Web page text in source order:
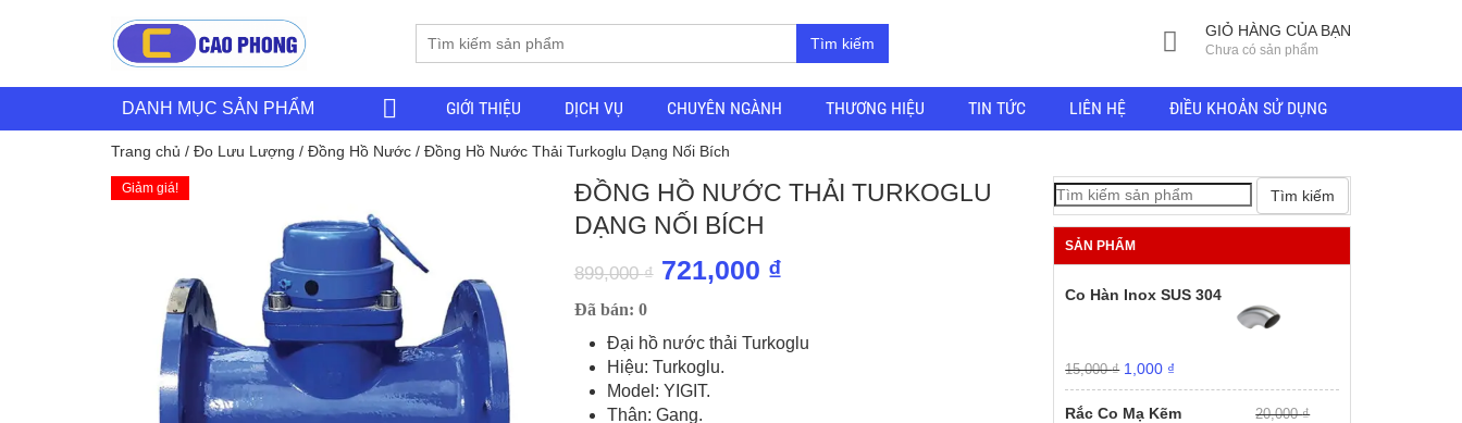
Tìm kiếm
GIỎ HÀNG CỦA BẠN
Chưa có sản phẩm
DANH MỤC SẢN PHẨM GIỚI THIỆU DỊCH VỤ CHUYÊN NGÀNH THƯƠNG HIỆU TIN TỨC LIÊN HỆ ĐIỀU KHOẢN SỬ DỤNG
Trang chủ / Đo Lưu Lượng / Đồng Hồ Nước / Đồng Hồ Nước Thải Turkoglu Dạng Nối Bích
Giảm giá!
ĐỒNG HỒ NƯỚC THẢI TURKOGLU
DẠNG NỐI BÍCH
899,000₫ Giá
là:
899,000 ₫.
721,000 ₫Giá
tại
Đã bán: 0
Đại hồ nước thải Turkoglu
Hiệu: Turkoglu.
Model: YIGIT.
Thân: Gang.
Tìm kiếm
SẢN PHẨM
Co Hàn Inox SUS 304
15,000₫ Giá
gốc
là:
1,000 ₫
hiện
Rắc Co Mạ Kẽm 20,000₫